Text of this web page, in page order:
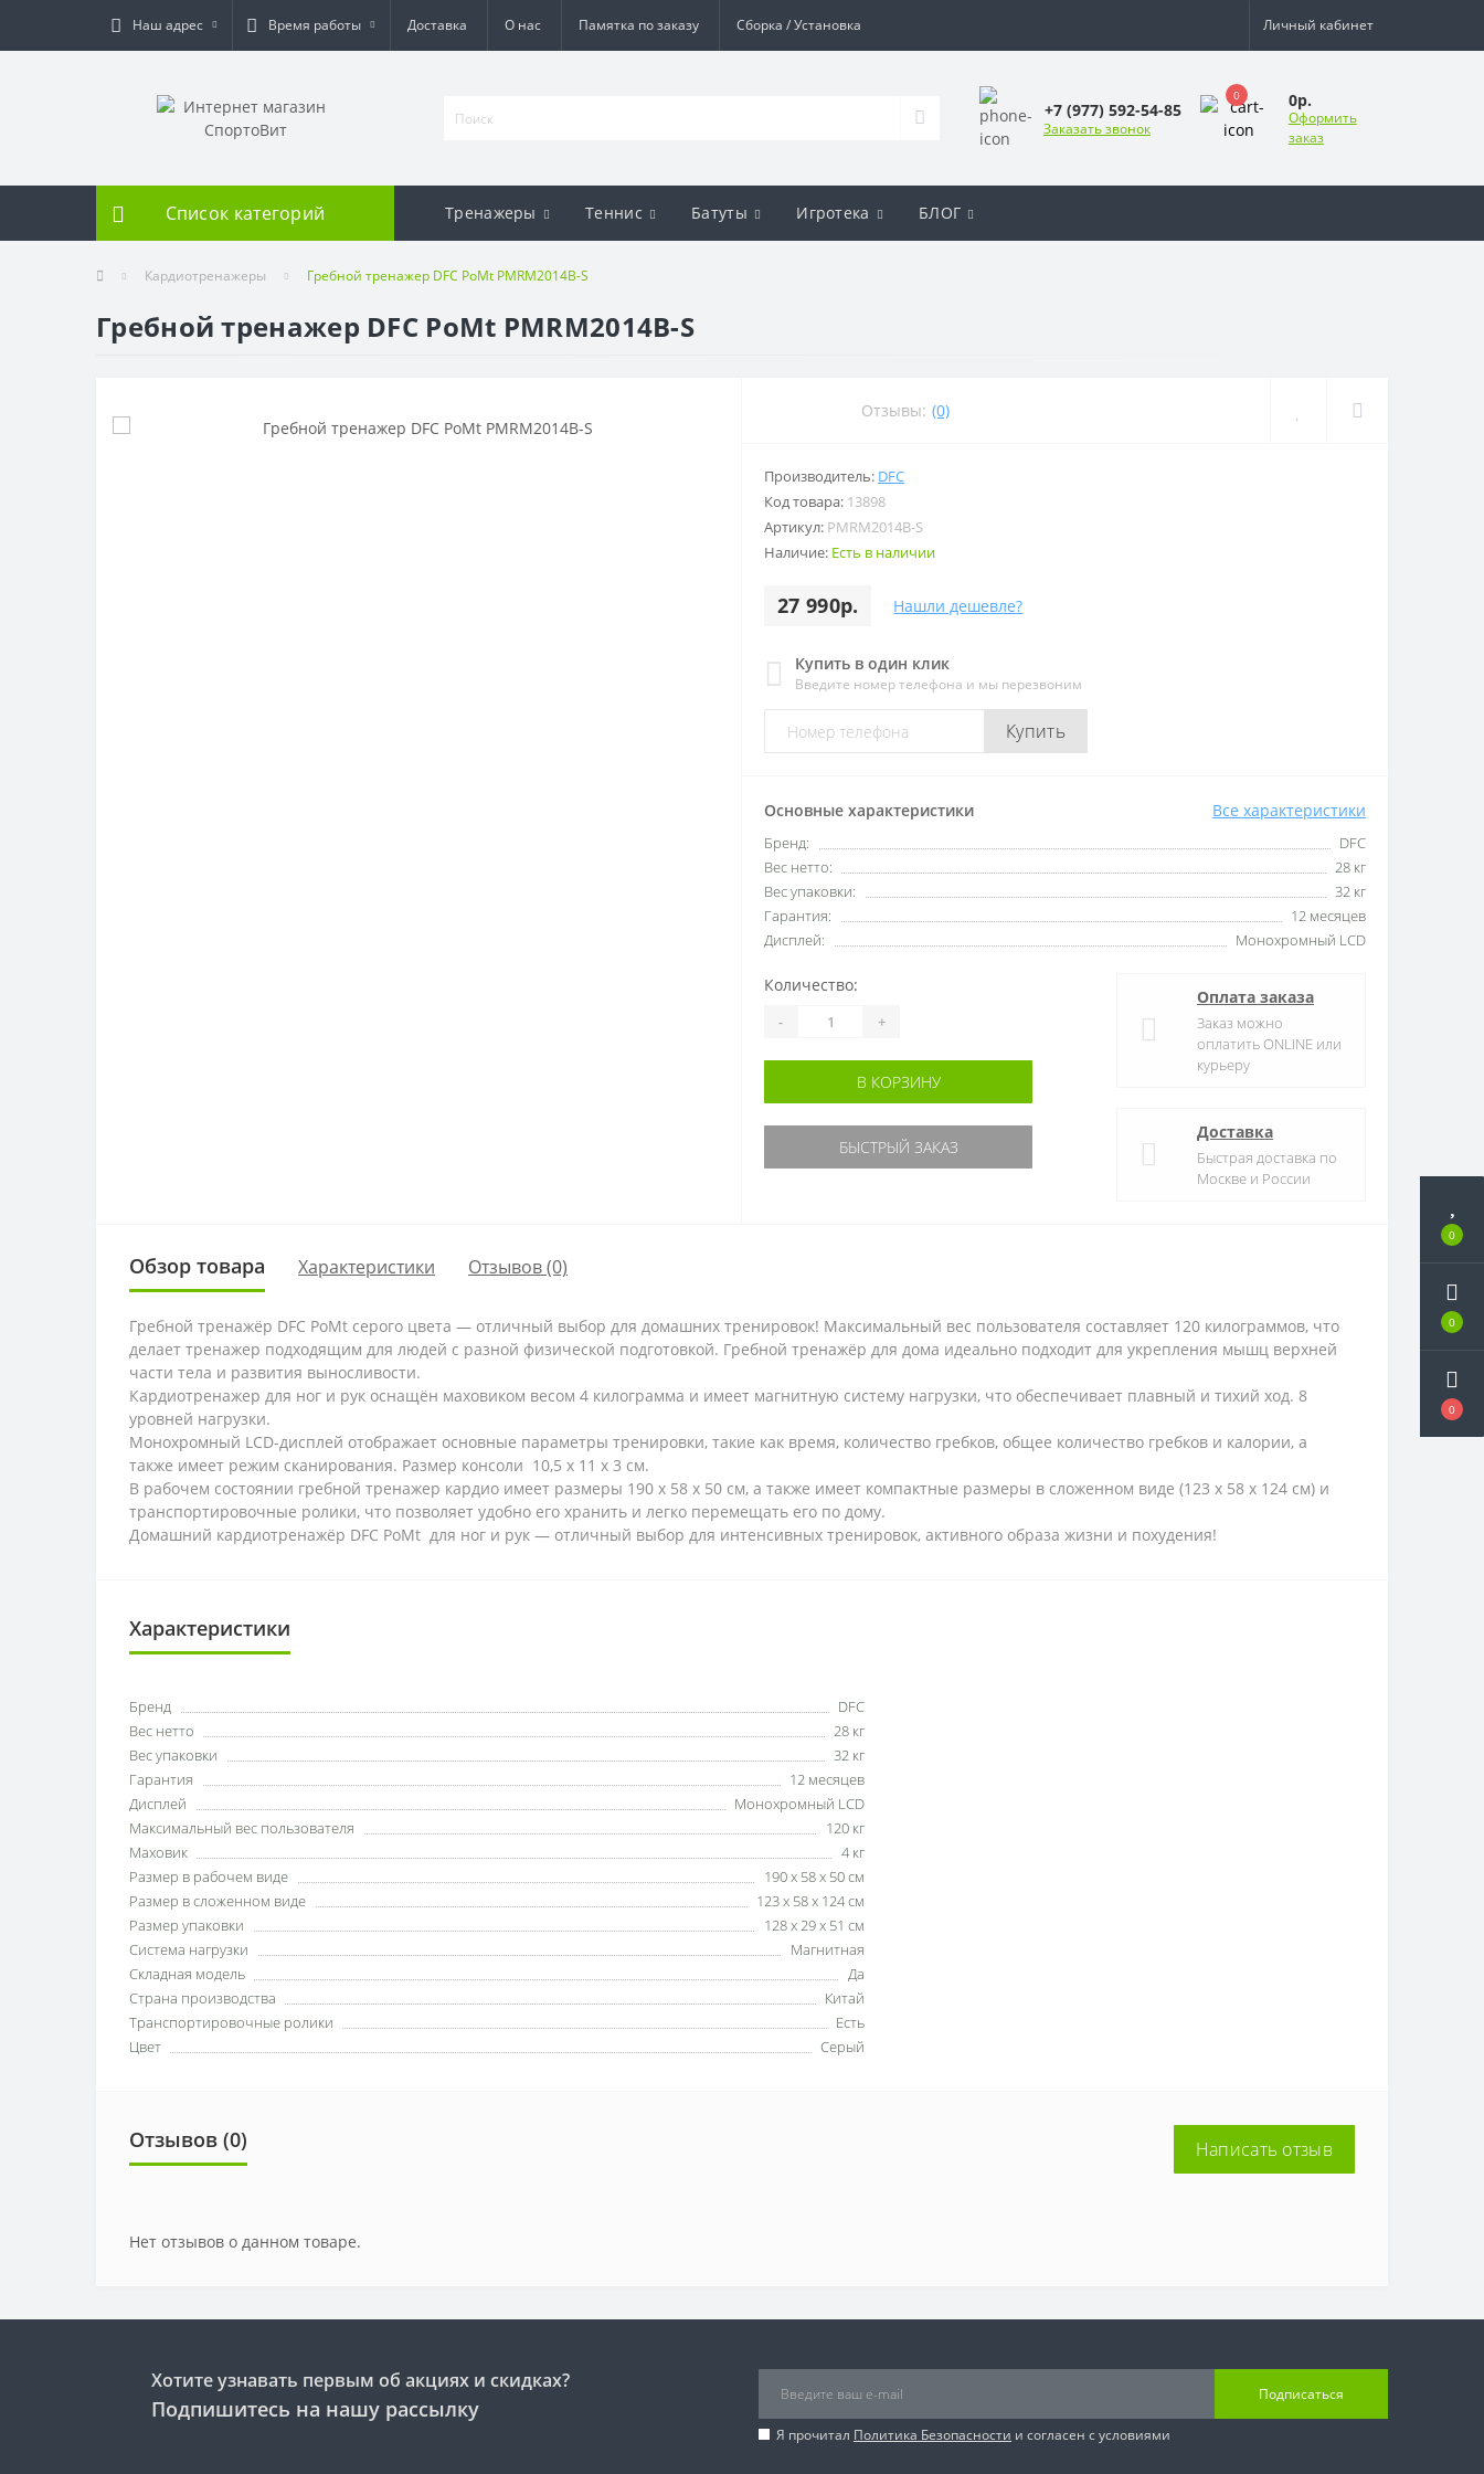
0
0
0
Наш адрес Время работы Доставка О нас Памятка по заказу Сборка / Установка Личный кабинет
+7 (977) 592-54-85
Заказать звонок
0 0р.
Оформить
заказ
Список категорий Тренажеры Теннис Батуты Игротека БЛОГ
Кардиотренажеры Гребной тренажер DFC PoMt PMRM2014B-S
Гребной тренажер DFC PoMt PMRM2014B-S
Отзывы: (0)
Производитель: DFC
Код товара: 13898
Артикул: PMRM2014B-S
Наличие: Есть в наличии
27 990р. Нашли дешевле?
Купить в один клик
Введите номер телефона и мы перезвоним
Купить
Основные характеристики Все характеристики
Бренд:
DFC
Вес нетто:
28 кг
Вес упаковки:
32 кг
Гарантия:
12 месяцев
Дисплей:
Монохромный LCD
Количество:
- +
В КОРЗИНУ
БЫСТРЫЙ ЗАКАЗ
Оплата заказа
Заказ можно
оплатить ONLINE или
курьеру
Доставка
Быстрая доставка по
Москве и России
Обзор товара Характеристики Отзывов (0)
Гребной тренажёр DFC PoMt серого цвета — отличный выбор для домашних тренировок! Максимальный вес пользователя составляет 120 килограммов, что
делает тренажер подходящим для людей с разной физической подготовкой. Гребной тренажёр для дома идеально подходит для укрепления мышц верхней
части тела и развития выносливости.
Кардиотренажер для ног и рук оснащён маховиком весом 4 килограмма и имеет магнитную систему нагрузки, что обеспечивает плавный и тихий ход. 8
уровней нагрузки.
Монохромный LCD-дисплей отображает основные параметры тренировки, такие как время, количество гребков, общее количество гребков и калории, а
также имеет режим сканирования. Размер консоли 10,5 х 11 х 3 см.
В рабочем состоянии гребной тренажер кардио имеет размеры 190 x 58 x 50 см, а также имеет компактные размеры в сложенном виде (123 x 58 x 124 см) и
транспортировочные ролики, что позволяет удобно его хранить и легко перемещать его по дому.
Домашний кардиотренажёр DFC PoMt для ног и рук — отличный выбор для интенсивных тренировок, активного образа жизни и похудения!
Характеристики
Бренд
DFC
Вес нетто
28 кг
Вес упаковки
32 кг
Гарантия
12 месяцев
Дисплей
Монохромный LCD
Максимальный вес пользователя
120 кг
Маховик
4 кг
Размер в рабочем виде
190 х 58 х 50 см
Размер в сложенном виде
123 х 58 х 124 см
Размер упаковки
128 х 29 х 51 см
Система нагрузки
Магнитная
Складная модель
Да
Страна производства
Китай
Транспортировочные ролики
Есть
Цвет
Серый
Отзывов (0) Написать отзыв
Нет отзывов о данном товаре.
Хотите узнавать первым об акциях и скидках?
Подпишитесь на нашу рассылку
Подписаться
Я прочитал Политика Безопасности и согласен с условиями